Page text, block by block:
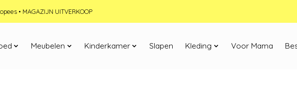
• MAGAZIJN UITVERKOOP
Meubelen Kinderkamer Slapen Kleding Voor Mama